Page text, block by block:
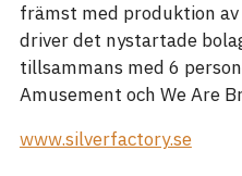
främst med produktion
driver det nystartade
tillsammans med 6
Amusement och We Are
www.silverfactory.se